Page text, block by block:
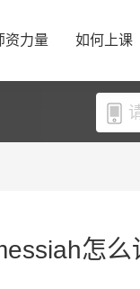
资力量 如何上课
怎么